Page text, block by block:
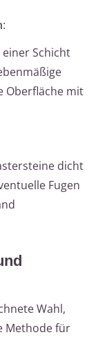
:
einer Schicht
Oberfläche mit
dicht
Fugen
Wahl,
Methode für